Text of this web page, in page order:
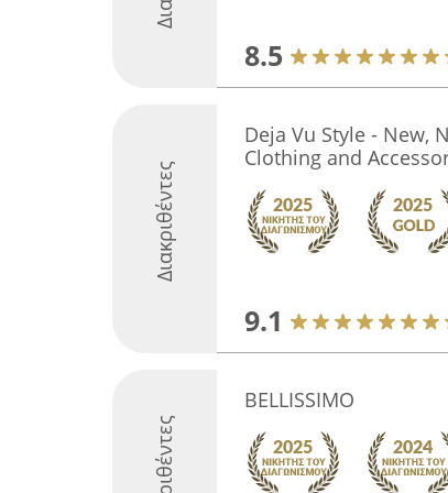
8.5
Διακριθέντες
Deja Vu Style - New,
Clothing and
9.1
BELLISSIMO